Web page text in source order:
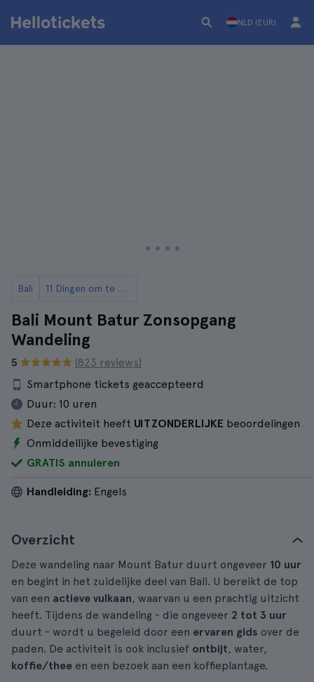
NLD (EUR)
Bali 11 Dingen om te Doen in Bali
Bali Mount Batur Zonsopgang
Wandeling
5
(823 reviews)
Smartphone tickets geaccepteerd
Duur: 10 uren
Deze activiteit heeft UITZONDERLIJKE beoordelingen
Onmiddellijke bevestiging
GRATIS annuleren
Handleiding: Engels
Overzicht
Deze wandeling naar Mount Batur duurt ongeveer 10 uur
en begint in het zuidelijke deel van Bali. U bereikt de top
van een actieve vulkaan, waarvan u een prachtig uitzicht
heeft. Tijdens de wandeling - die ongeveer 2 tot 3 uur
duurt - wordt u begeleid door een ervaren gids over de
paden. De activiteit is ook inclusief ontbijt, water,
koffie/thee en een bezoek aan een koffieplantage.